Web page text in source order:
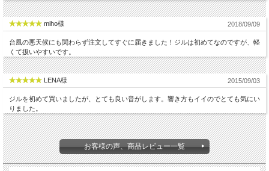
miho様 2018/09/09
台風の悪天候にも関わらず注文してすぐに届きました！ジルは初めてなのですが、軽
くて扱いやすいです。
LENA様 2015/09/03
ジルを初めて買いましたが、とても良い音がします。響き方もイイのでとても気にい
りました。
お客様の声、商品レビュー一覧